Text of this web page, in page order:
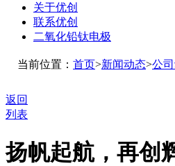
关于优创
联系优创
二氧化铅钛电极
当前位置： 首页>新闻动态>公
返回
列表
扬帆起航，再创